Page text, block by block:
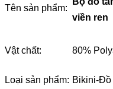
Tên sản phẩm:
viền ren
Vật chất: 80%
Loại sản phẩm: Bikini-Đồ